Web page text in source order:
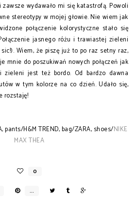
wydawało mi się katastrofą. Powoli
stereotypy w mojej głowie. Nie wiem jak
połączenie kolorystyczne stało się
jasnego różu i trawiastej zieleni
Wiem, że piszę już to po raz setny raz,
mnie do poszukiwań nowych połączeń jak
zieleni jest też bordo. Od bardzo dawna
w tym kolorze na co dzień. Udało się,
rozstaję!
pants/H&M TREND, bag/ZARA, shoes/NIKE
MAX THEA